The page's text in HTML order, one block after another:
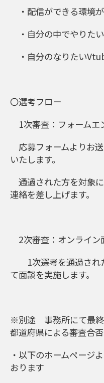
・配信ができる環境
・自分の中でやりた
・自分のなりたい
〇選考フロー
1次審査：フォームエ
応募フォームよりお
いたします。
通過された方を対象
連絡を差し上げます。
2次審査：オンライン
1次選考を通過され
て面談を実施します。
※別途 事務所にて最終
都道府県による審査合
・以下のホームページ
おります